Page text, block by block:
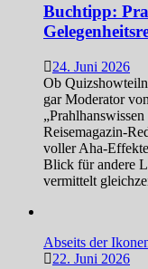
Buchtipp:
24. Juni 2026
Ob
gar Moderator
Reisemagazin-
voller Aha-
Blick für andere
vermittelt
Abseits der
22. Juni 2026